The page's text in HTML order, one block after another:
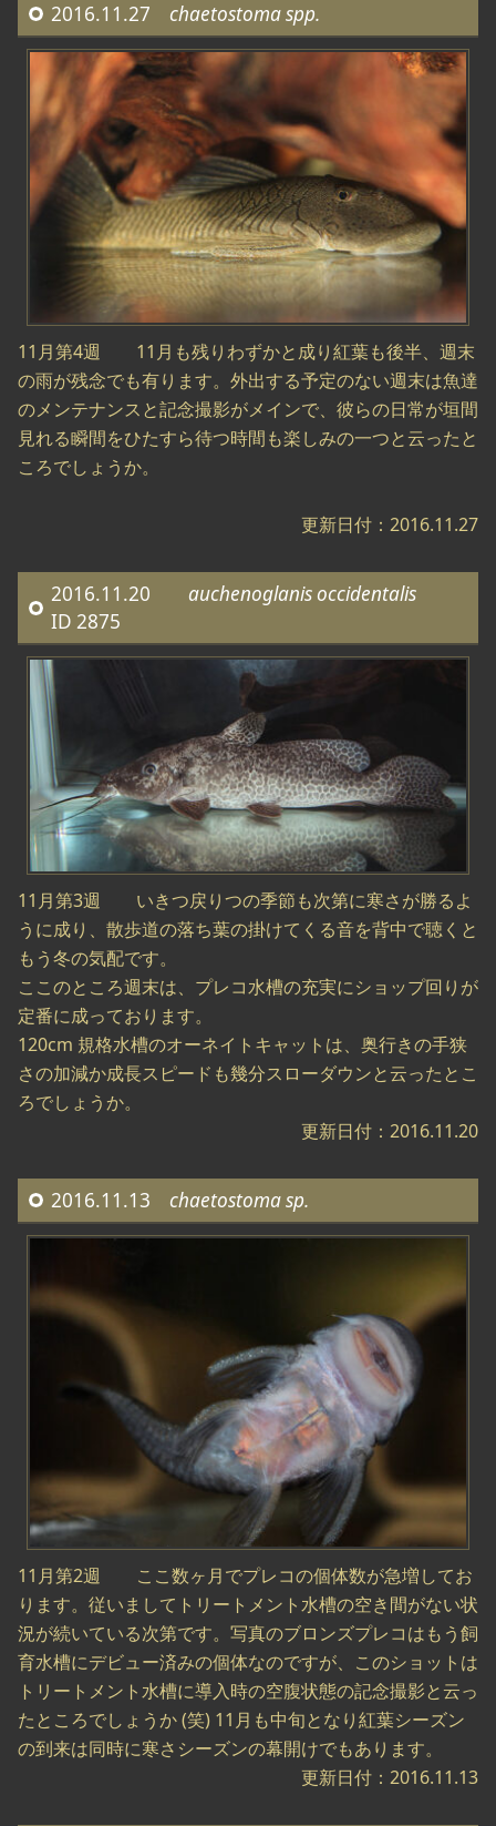
2016.11.27 chaetostoma spp.
11月第4週 11月も残りわずかと成り紅葉も後半、週末
の雨が残念でも有ります。外出する予定のない週末は魚達
のメンテナンスと記念撮影がメインで、彼らの日常が垣間
見れる瞬間をひたすら待つ時間も楽しみの一つと云ったと
ころでしょうか。
更新日付：2016.11.27
2016.11.20 auchenoglanis occidentalis
ID 2875
11月第3週 いきつ戻りつの季節も次第に寒さが勝るよ
うに成り、散歩道の落ち葉の掛けてくる音を背中で聴くと
もう冬の気配です。
ここのところ週末は、プレコ水槽の充実にショップ回りが
定番に成っております。
120cm 規格水槽のオーネイトキャットは、奥行きの手狭
さの加減か成長スピードも幾分スローダウンと云ったとこ
ろでしょうか。
更新日付：2016.11.20
2016.11.13 chaetostoma sp.
11月第2週 ここ数ヶ月でプレコの個体数が急増してお
ります。従いましてトリートメント水槽の空き間がない状
況が続いている次第です。写真のブロンズプレコはもう飼
育水槽にデビュー済みの個体なのですが、このショットは
トリートメント水槽に導入時の空腹状態の記念撮影と云っ
たところでしょうか (笑) 11月も中旬となり紅葉シーズン
の到来は同時に寒さシーズンの幕開けでもあります。
更新日付：2016.11.13